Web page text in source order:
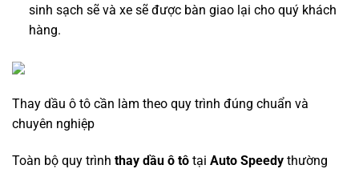
sinh sạch sẽ và xe sẽ được bàn giao lại cho quý khách
hàng.
Thay dầu ô tô cần làm theo quy trình đúng chuẩn và
chuyên nghiệp
Toàn bộ quy trình thay dầu ô tô tại Auto Speedy thường